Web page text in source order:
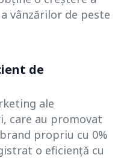
vânzărilor de peste
de
ale
care au promovat
propriu cu 0%
o eficiență cu